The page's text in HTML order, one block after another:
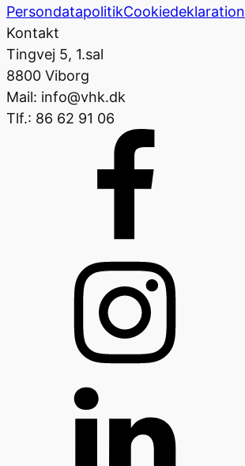
PersondatapolitikCookiedeklaration
Kontakt
Tingvej 5, 1.sal
8800 Viborg
Mail: info@vhk.dk
Tlf.: 86 62 91 06